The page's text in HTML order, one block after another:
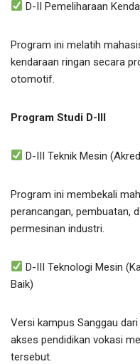
D-II Pemeliharaan
Program ini melatih
kendaraan ringan secara
otomotif.
Program Studi D-III
D-III Teknik Mesin
Program ini membekali
perancangan, pembuatan,
permesinan industri.
D-III Teknologi Mesin
Baik)
Versi kampus Sanggau
akses pendidikan vokasi
tersebut.